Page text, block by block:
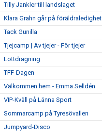
Tilly Jankler till landslaget
Klara Grahn går på föräldraledighet
Tack Gunilla
Tjejcamp | Av tjejer - För tjejer
Lottdragning
TFF-Dagen
Välkommen hem - Emma Selldén
VIP-Kväll på Länna Sport
Sommarcamp på Tyresövallen
Jumpyard-Disco